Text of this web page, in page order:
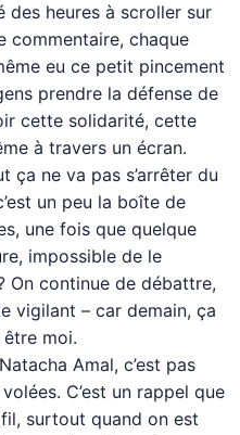
des heures à scroller sur
commentaire, chaque
eu ce petit pincement
prendre la défense de
cette solidarité, cette
à travers un écran.
ça ne va pas s’arrêter du
un peu la boîte de
une fois que quelque
impossible de le
On continue de débattre,
vigilant – car demain, ça
moi.
Amal, c’est pas
C’est un rappel que
fil, surtout quand on est